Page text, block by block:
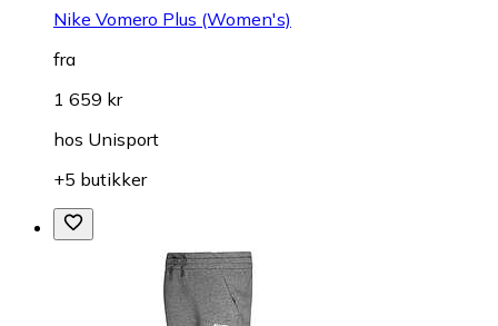
Nike Vomero Plus (Women's)
fra
1 659 kr
hos Unisport
+5 butikker